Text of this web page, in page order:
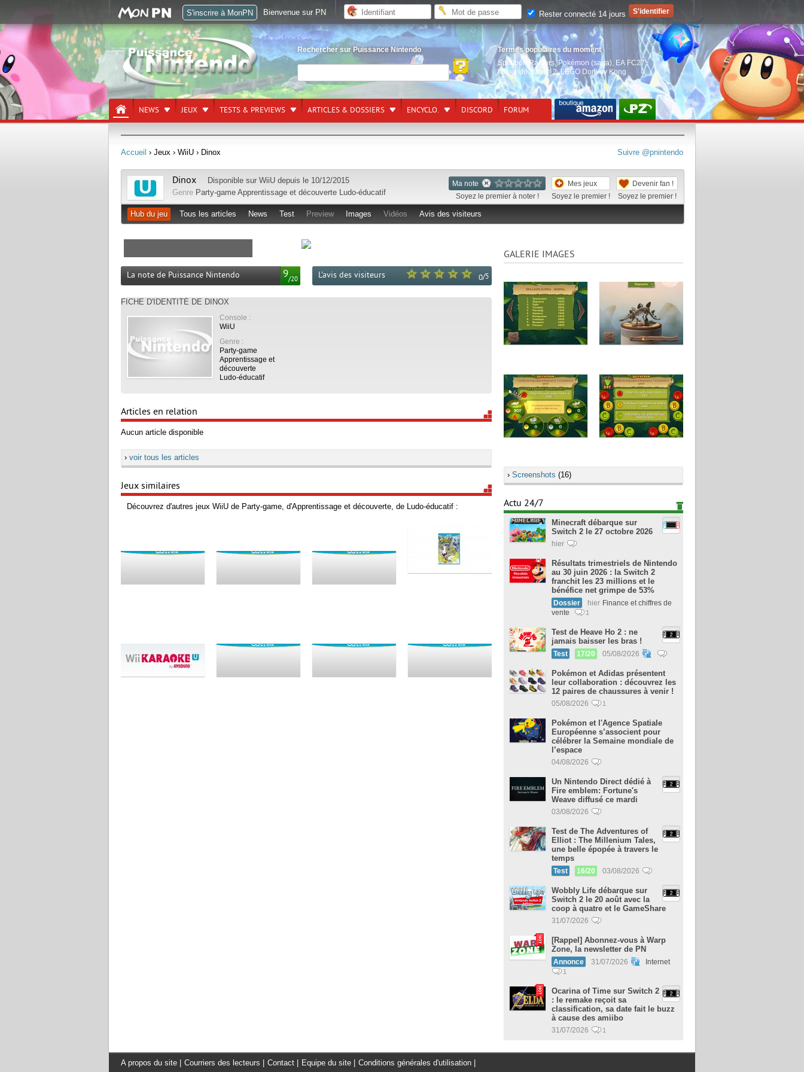
Rechercher sur Puissance Nintendo
Termes populaires du moment
Splatoon Raiders, Pokémon (saga) EA FC27,
Nintendo Switch 2,LEGO Donkey Kong
NEWS JEUX TESTS & PREVIEWS ARTICLES & DOSSIERS ENCYCLO. DISCORD FORUM
Suivre @pnintendo
Accueil › Jeux › WiiU › Dinox
Ma note
Soyez le premier à noter !
Mes jeux
Soyez le premier !
Devenir fan !
Soyez le premier !
Dinox Disponible sur WiiU depuis le 10/12/2015
Genre Party-game Apprentissage et découverte Ludo-éducatif
Hub du jeu Tous les articles News Test Preview Images Vidéos Avis des visiteurs
À LIRE :
›Test
9/20
La note de Puissance Nintendo 0/5
L'avis des visiteurs
FICHE D'IDENTITÉ DE DINOX
Console :
WiiU
Genre :
Party-game
Apprentissage et
découverte
Ludo-éducatif
Articles en relation
Aucun article disponible
› voir tous les articles
Jeux similaires
Découvrez d'autres jeux WiiU de Party-game, d'Apprentissage et découverte, de Ludo-éducatif :
GALERIE IMAGES
› Screenshots (16)
Actu 24/7
Minecraft débarque sur
Switch 2 le 27 octobre 2026
hier
Résultats trimestriels de Nintendo
au 30 juin 2026 : la Switch 2
franchit les 23 millions et le
bénéfice net grimpe de 53%
Dossier hier Finance et chiffres de
vente
1
Test de Heave Ho 2 : ne
jamais baisser les bras !
Test 17/20 05/08/2026
Pokémon et Adidas présentent
leur collaboration : découvrez les
12 paires de chaussures à venir !
05/08/2026 1
Pokémon et l'Agence Spatiale
Européenne s’associent pour
célébrer la Semaine mondiale de
l’espace
04/08/2026
Un Nintendo Direct dédié à
Fire emblem: Fortune's
Weave diffusé ce mardi
03/08/2026
Test de The Adventures of
Elliot : The Millenium Tales,
une belle épopée à travers le
temps
Test 16/20 03/08/2026
Wobbly Life débarque sur
Switch 2 le 20 août avec la
coop à quatre et le GameShare
31/07/2026
[Rappel] Abonnez-vous à Warp
Zone, la newsletter de PN
Annonce 31/07/2026 Internet
1
Ocarina of Time sur Switch 2
: le remake reçoit sa
classification, sa date fait le buzz
à cause des amiibo
31/07/2026 1
A propos du site Courriers des lecteurs Contact Equipe du site Conditions générales d'utilisation
S'inscrire à MonPN Bienvenue sur PN Rester connecté 14 jours